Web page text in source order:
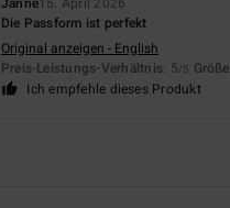
Die Passform ist perfekt
Original anzeigen - English
Preis-Leistungs-Verhältnis: 5/5 Größe
Ich empfehle dieses Produkt